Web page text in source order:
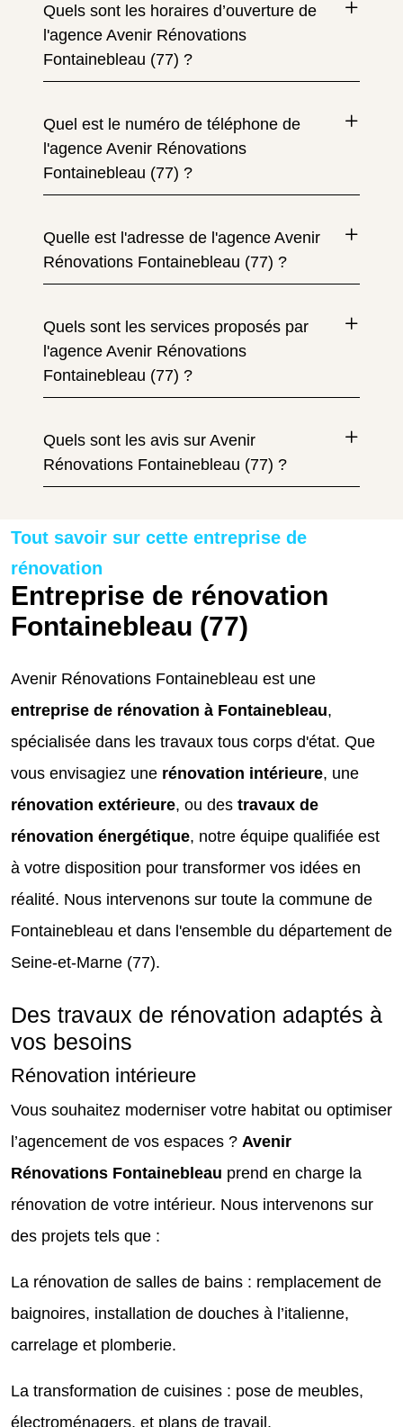
Quels sont les horaires d’ouverture de
l'agence Avenir Rénovations
Fontainebleau (77) ?
Quel est le numéro de téléphone de
l'agence Avenir Rénovations
Fontainebleau (77) ?
Quelle est l'adresse de l'agence Avenir
Rénovations Fontainebleau (77) ?
Quels sont les services proposés par
l'agence Avenir Rénovations
Fontainebleau (77) ?
Quels sont les avis sur Avenir
Rénovations Fontainebleau (77) ?
Tout savoir sur cette entreprise de
rénovation
Entreprise de rénovation
Fontainebleau (77)
Avenir Rénovations Fontainebleau est une
entreprise de rénovation à Fontainebleau,
spécialisée dans les travaux tous corps d'état. Que
vous envisagiez une rénovation intérieure, une
rénovation extérieure, ou des travaux de
rénovation énergétique, notre équipe qualifiée est
à votre disposition pour transformer vos idées en
réalité. Nous intervenons sur toute la commune de
Fontainebleau et dans l'ensemble du département de
Seine-et-Marne (77).
Des travaux de rénovation adaptés à
vos besoins
Rénovation intérieure
Vous souhaitez moderniser votre habitat ou optimiser
l’agencement de vos espaces ? Avenir
Rénovations Fontainebleau prend en charge la
rénovation de votre intérieur. Nous intervenons sur
des projets tels que :
La rénovation de salles de bains : remplacement de
baignoires, installation de douches à l’italienne,
carrelage et plomberie.
La transformation de cuisines : pose de meubles,
électroménagers, et plans de travail.